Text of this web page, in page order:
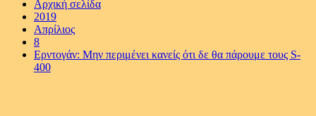
Αρχική σελίδα
2019
Απρίλιος
8
Ερντογάν: Μην περιμένει κανείς ότι δε θα πάρουμε τους S-
400